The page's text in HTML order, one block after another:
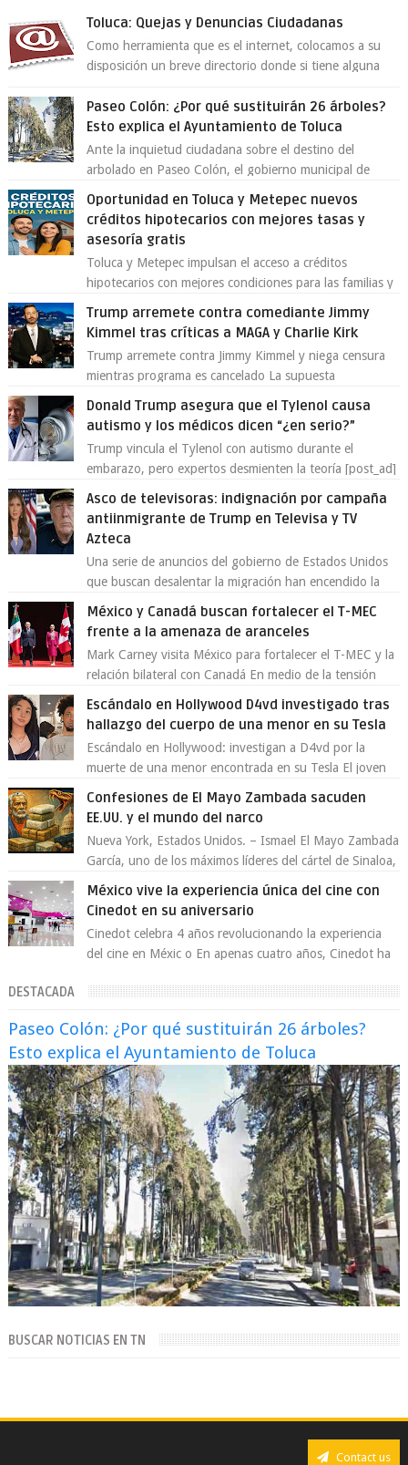
Toluca: Quejas y Denuncias Ciudadanas
Como herramienta que es el internet, colocamos a su
disposición un breve directorio donde si tiene alguna
Paseo Colón: ¿Por qué sustituirán 26 árboles?
Esto explica el Ayuntamiento de Toluca
Ante la inquietud ciudadana sobre el destino del
arbolado en Paseo Colón, el gobierno municipal de
Oportunidad en Toluca y Metepec nuevos
créditos hipotecarios con mejores tasas y
asesoría gratis
Toluca y Metepec impulsan el acceso a créditos
hipotecarios con mejores condiciones para las familias y
Trump arremete contra comediante Jimmy
Kimmel tras críticas a MAGA y Charlie Kirk
Trump arremete contra Jimmy Kimmel y niega censura
mientras programa es cancelado La supuesta
Donald Trump asegura que el Tylenol causa
autismo y los médicos dicen “¿en serio?”
Trump vincula el Tylenol con autismo durante el
embarazo, pero expertos desmienten la teoría [post_ad]
Asco de televisoras: indignación por campaña
antiinmigrante de Trump en Televisa y TV
Azteca
Una serie de anuncios del gobierno de Estados Unidos
que buscan desalentar la migración han encendido la
México y Canadá buscan fortalecer el T-MEC
frente a la amenaza de aranceles
Mark Carney visita México para fortalecer el T-MEC y la
relación bilateral con Canadá En medio de la tensión
Escándalo en Hollywood D4vd investigado tras
hallazgo del cuerpo de una menor en su Tesla
Escándalo en Hollywood: investigan a D4vd por la
muerte de una menor encontrada en su Tesla El joven
Confesiones de El Mayo Zambada sacuden
EE.UU. y el mundo del narco
Nueva York, Estados Unidos. – Ismael El Mayo Zambada
García, uno de los máximos líderes del cártel de Sinaloa,
México vive la experiencia única del cine con
Cinedot en su aniversario
Cinedot celebra 4 años revolucionando la experiencia
del cine en Méxic o En apenas cuatro años, Cinedot ha
DESTACADA
Paseo Colón: ¿Por qué sustituirán 26 árboles?
Esto explica el Ayuntamiento de Toluca
BUSCAR NOTICIAS EN TN
Contact us